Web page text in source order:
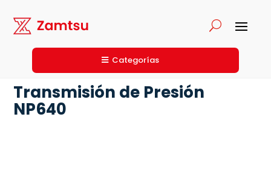
Categorías
Transmisión de Presión
NP640